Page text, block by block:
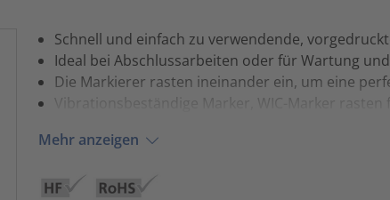
Schnell und einfach zu verwendende,
Ideal bei Abschlussarbeiten oder für Wartung
Die Markierer rasten ineinander ein, um eine
Vibrationsbeständige Marker, WIC-Marker rasten
Mehr anzeigen